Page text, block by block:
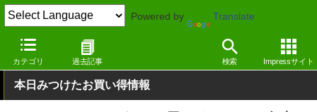
Powered by Translate
カテゴリ 過去記事 検索 Impressサイト
窓の杜 システム・ファイル Windows
本日みつけたお買い得情報